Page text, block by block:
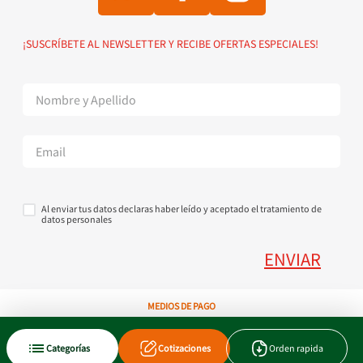
Categorías Cotizaciones Orden rapida
Solicitud de vinculación
Suscribete al Newsletter
Política de Envío
Superintendencia de Industria y Comercio
¡SUSCRÍBETE AL NEWSLETTER Y RECIBE OFERTAS ESPECIALES!
Al enviar tus datos declaras haber leído y aceptado el tratamiento de
datos personales
ENVIAR
MEDIOS DE PAGO
Copyright © 2023 JEN SA. Derechos Reservados. Util.com.co.